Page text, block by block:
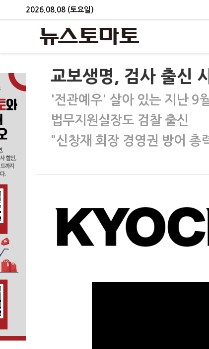
2026.08.08 (토요일)
교보생명, 검사 출신
'전관예우' 살아 있는 지난 9
법무지원실장도 검찰 출신
"신창재 회장 경영권 방어 총